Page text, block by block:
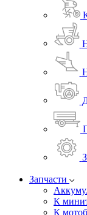
Запчасти
К
К